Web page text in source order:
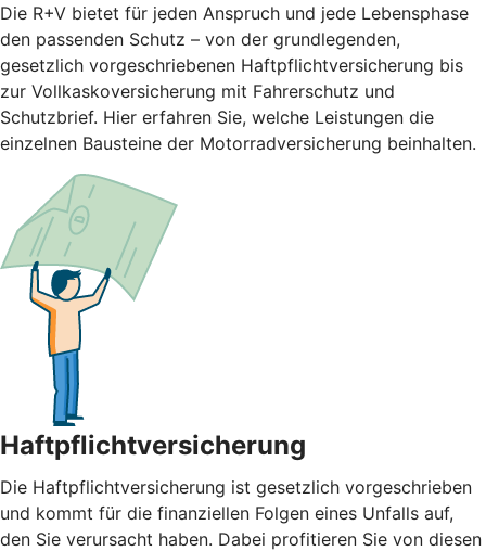
Die R+V bietet für jeden Anspruch und jede Lebensphase
den passenden Schutz – von der grundlegenden,
gesetzlich vorgeschriebenen Haftpflichtversicherung bis
zur Vollkaskoversicherung mit Fahrerschutz und
Schutzbrief. Hier erfahren Sie, welche Leistungen die
einzelnen Bausteine der Motorradversicherung beinhalten.
Haftpflichtversicherung
Die Haftpflichtversicherung ist gesetzlich vorgeschrieben
und kommt für die finanziellen Folgen eines Unfalls auf,
den Sie verursacht haben. Dabei profitieren Sie von diesen